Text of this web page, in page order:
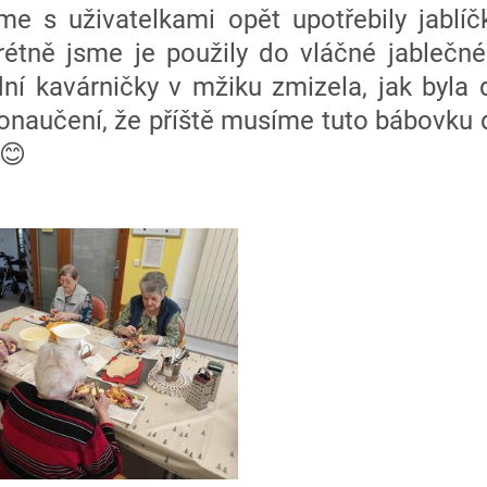
s uživatelkami opět upotřebily
jsme je použily do vláčné
kavárničky v mžiku zmizela, jak byla
že příště musíme tuto